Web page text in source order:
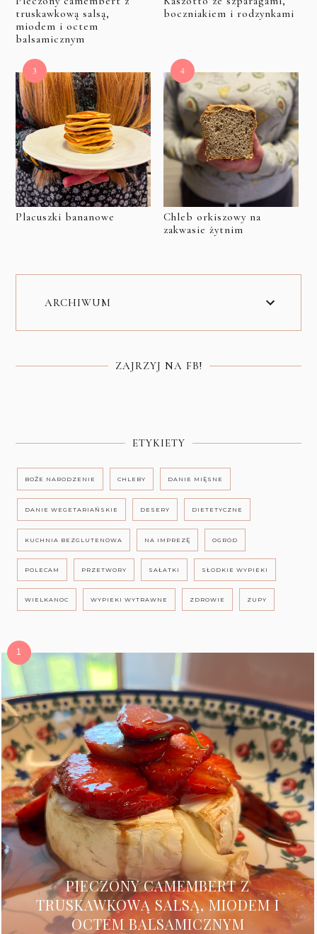
truskawkową salsą,
miodem i octem
balsamicznym
boczniakiem i rodzynkami
Placuszki bananowe
Chleb orkiszowy na
zakwasie żytnim
ARCHIWUM
ZAJRZYJ NA FB!
ETYKIETY
BOŻE NARODZENIE CHLEBY DANIE MIĘSNE
DANIE WEGETARIAŃSKIE DESERY DIETETYCZNE
KUCHNIA BEZGLUTENOWA NA IMPREZĘ OGRÓD
POLECAM PRZETWORY SAŁATKI SŁODKIE WYPIEKI
WIELKANOC WYPIEKI WYTRAWNE ZDROWIE ZUPY
PIECZONY CAMEMBERT Z
TRUSKAWKOWĄ SALSĄ, MIODEM I
OCTEM BALSAMICZNYM